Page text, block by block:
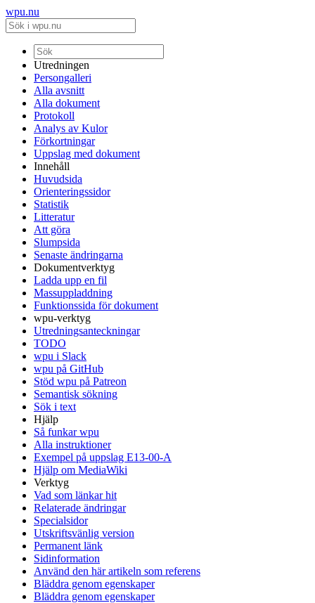
wpu.nu
Utredningen
Persongalleri
Alla avsnitt
Alla dokument
Protokoll
Analys av Kulor
Förkortningar
Uppslag med dokument
Innehåll
Huvudsida
Orienteringssidor
Statistik
Litteratur
Att göra
Slumpsida
Senaste ändringarna
Dokumentverktyg
Ladda upp en fil
Massuppladdning
Funktionssida för dokument
wpu-verktyg
Utredningsanteckningar
TODO
wpu i Slack
wpu på GitHub
Stöd wpu på Patreon
Semantisk sökning
Sök i text
Hjälp
Så funkar wpu
Alla instruktioner
Exempel på uppslag E13-00-A
Hjälp om MediaWiki
Verktyg
Vad som länkar hit
Relaterade ändringar
Specialsidor
Utskriftsvänlig version
Permanent länk
Sidinformation
Använd den här artikeln som referens
Bläddra genom egenskaper
Bläddra genom egenskaper